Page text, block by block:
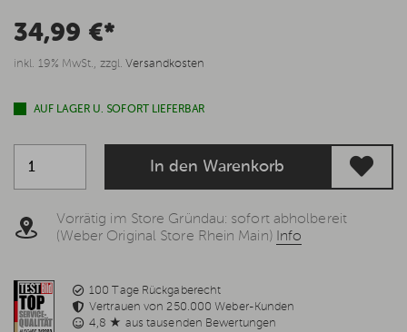
34,99 €*
inkl. 19% MwSt., zzgl.Versandkosten
AUF LAGER U. SOFORT LIEFERBAR
In den Warenkorb
Vorrätig im Store Gründau: sofort abholbereit
(Weber Original Store Rhein Main) Info
100 Tage Rückgaberecht
Vertrauen von 250.000 Weber-Kunden
4,8 ★ aus tausenden Bewertungen